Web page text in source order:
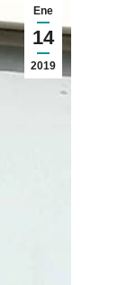
Ene
14
2019